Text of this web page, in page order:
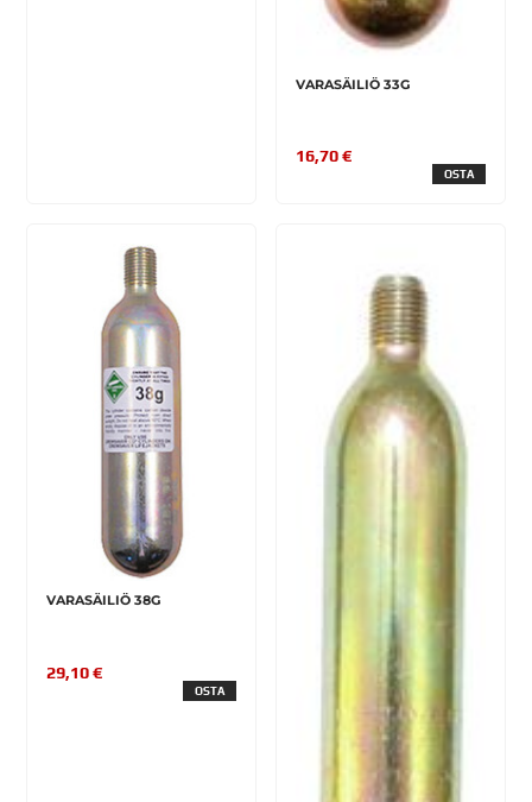
VARASÄILIÖ 33G
16,70 €
OSTA
VARASÄILIÖ 38G
29,10 €
OSTA